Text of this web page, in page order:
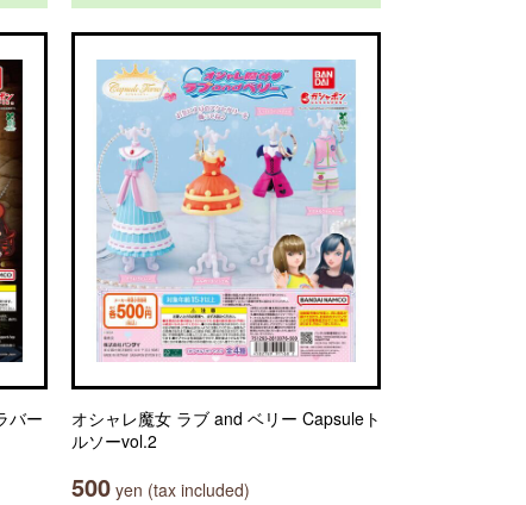
バー
オシャレ魔女 ラブ and ベリー Capsuleト
ルソーvol.2
500 yen (tax included)